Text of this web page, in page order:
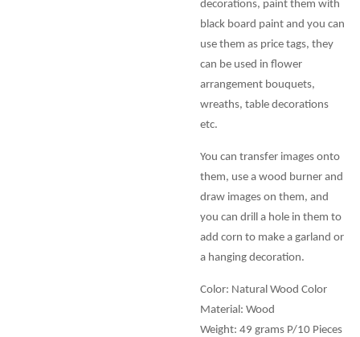
decorations, paint them with
black board paint and you can
use them as price tags, they
can be used in flower
arrangement bouquets,
wreaths, table decorations
etc.
You can transfer images onto
them, use a wood burner and
draw images on them, and
you can drill a hole in them to
add corn to make a garland or
a hanging decoration.
Color: Natural Wood Color
Material: Wood
Weight: 49 grams P/10 Pieces